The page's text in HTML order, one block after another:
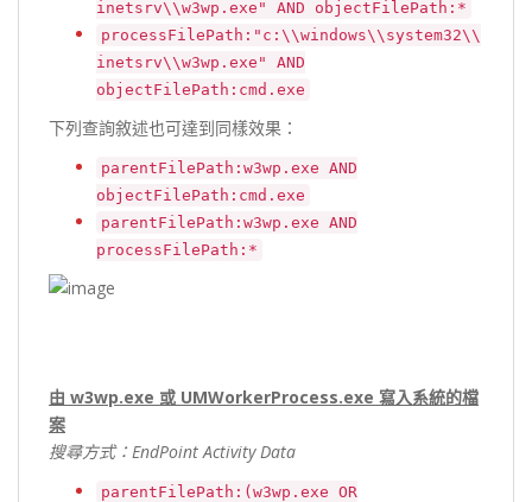
inetsrv\\w3wp.exe" AND objectFilePath:*
processFilePath:"c:\\windows\\system32\\
inetsrv\\w3wp.exe" AND
objectFilePath:cmd.exe
下列查詢敘述也可達到同樣效果：
parentFilePath:w3wp.exe AND
objectFilePath:cmd.exe
parentFilePath:w3wp.exe AND
processFilePath:*
由 w3wp.exe 或 UMWorkerProcess.exe 寫入系統的檔
案
搜尋方式：EndPoint Activity Data
parentFilePath:(w3wp.exe OR